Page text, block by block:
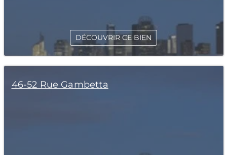
DÉCOUVRIR CE BIEN
46-52 Rue Gambetta